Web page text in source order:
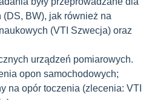
BW), jak również na
(VTI Szwecja) oraz
urządzeń pomiarowych.
opon samochodowych;
na opór toczenia (zlecenia: VTI